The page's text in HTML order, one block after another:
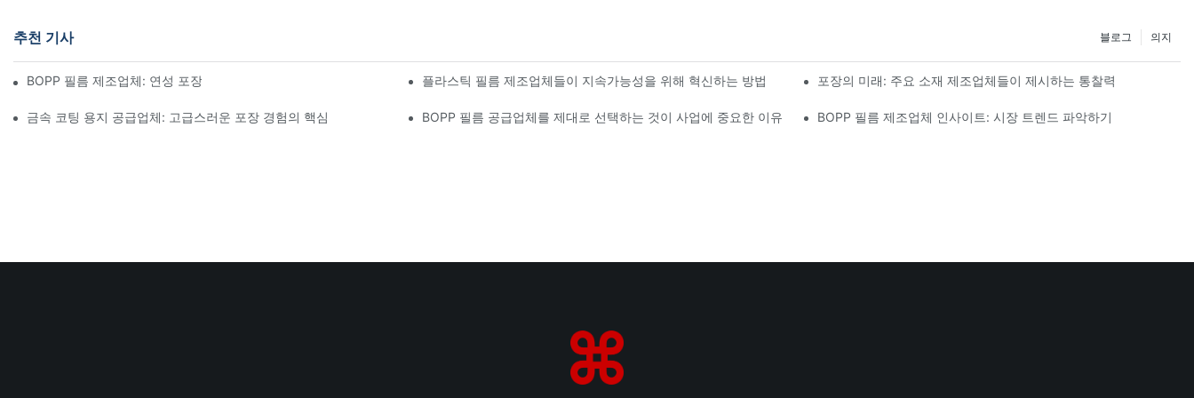
추천 기사 의지
블로그
BOPP 필름 제조업체: 연성 포장의 핵심 플라스틱 필름 제조업체들이 지속가능성을 위해 혁신하는 방법 포장의 미래: 주요 소재 제조업체들이 제시하는 통찰력
금속 코팅 용지 공급업체: 고급스러운 포장 경험의 핵심 BOPP 필름 공급업체를 제대로 선택하는 것이 사업에 중요한 이유 BOPP 필름 제조업체 인사이트: 시장 트렌드 파악하기